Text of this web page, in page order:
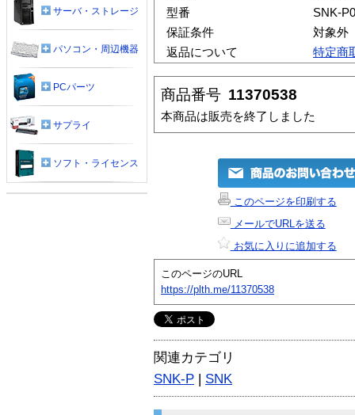
型番
SNK-
保証条件
対象外
返品について
特定商
商品番号 11370538
本商品は販売を終了しました
このページを印刷する
メールでURLを送る
お気に入りに追加する
このページのURL
https://plth.me/11370538
関連カテゴリ
SNK-P | SNK
サーバ・ストレージ
パソコン・周辺機器
PCパーツ
サプライ
ソフト・ライセンス